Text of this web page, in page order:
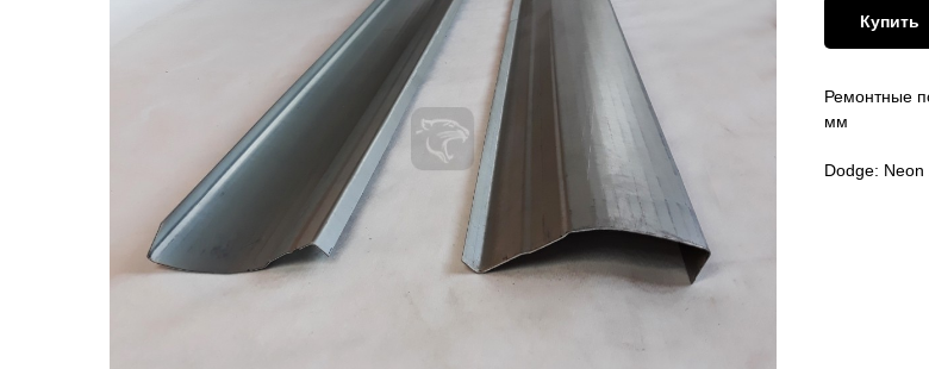
Купить
Ремонтные
мм
Dodge: Neon